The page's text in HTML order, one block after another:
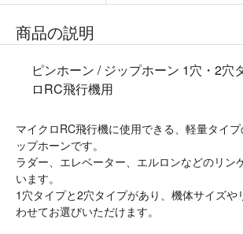
商品の説明
ピンホーン / ジップホーン 1穴・2穴
ロRC飛行機用
マイクロRC飛行機に使用できる、軽量タイ
ップホーンです。
ラダー、エレベーター、エルロンなどのリン
います。
1穴タイプと2穴タイプがあり、機体サイズや
わせてお選びいただけます。